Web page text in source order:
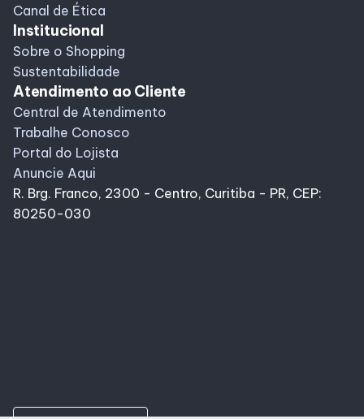
Canal de Ética
Institucional
Sobre o Shopping
Sustentabilidade
Atendimento ao Cliente
Central de Atendimento
Trabalhe Conosco
Portal do Lojista
Anuncie Aqui
R. Brg. Franco, 2300 - Centro, Curitiba - PR, CEP:
80250-030